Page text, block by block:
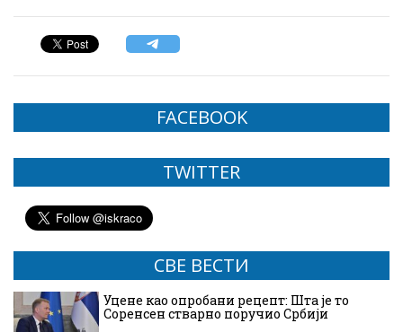
FACEBOOK
TWITTER
СВЕ ВЕСТИ
Уцене као опробани рецепт: Шта је то
Соренсен стварно поручио Србији